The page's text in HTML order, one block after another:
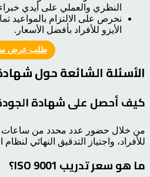
النظري والعملي على أيدي خبراء
نحرص على الالتزام بالمواعيد
الأيزو للأفراد بأفضل الأسعار.
طلب عرض
الأسئلة الشائعة حول
كيف أحصل على شهادة
من خلال حضور عدد محدد من ساعات
للأفراد، واجتياز التدقيق النهائي
ما هو سعر تدريب ISO 9001؟